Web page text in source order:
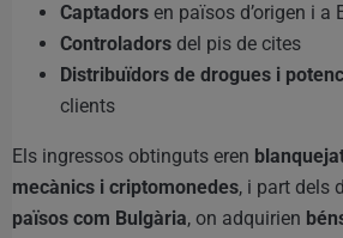
Captadors en països d’origen i a
Controladors del pis de cites
Distribuïdors de drogues i
clients
Els ingressos obtinguts eren
mecànics i criptomonedes, i part dels
països com Bulgària, on adquirien